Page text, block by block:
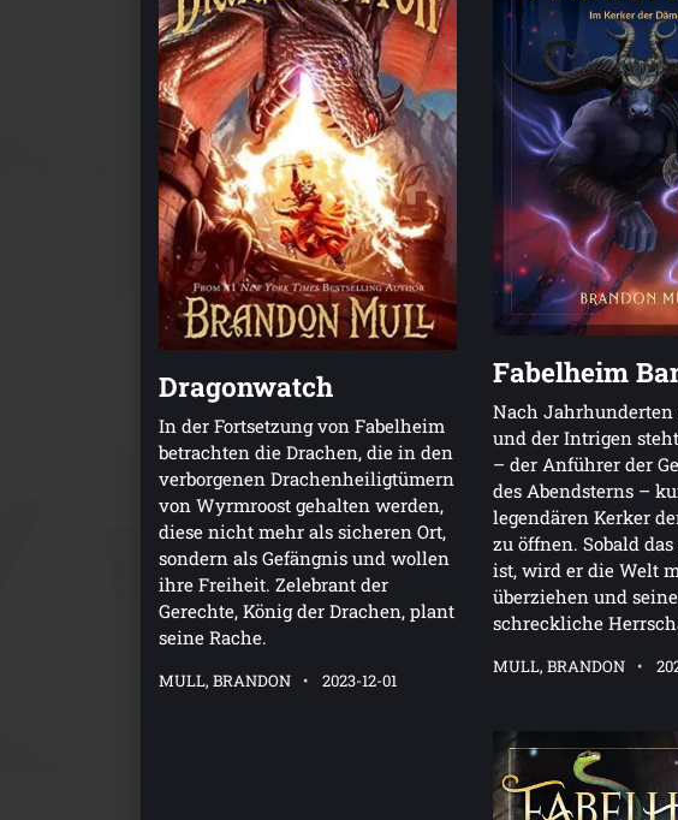
Dragonwatch
In der Fortsetzung von Fabelheim
betrachten die Drachen, die in den
verborgenen Drachenheiligtümern
von Wyrmroost gehalten werden,
diese nicht mehr als sicheren Ort,
sondern als Gefängnis und wollen
ihre Freiheit. Zelebrant der
Gerechte, König der Drachen, plant
seine Rache.
MULL, BRANDON 2023-12-01
Fabelheim
Nach Jahrhunderten
und der Intrigen
– der Anführer der
des Abendsterns –
legendären Kerker
zu öffnen. Sobald
ist, wird er die Welt
überziehen und seine
schreckliche
MULL, BRANDON